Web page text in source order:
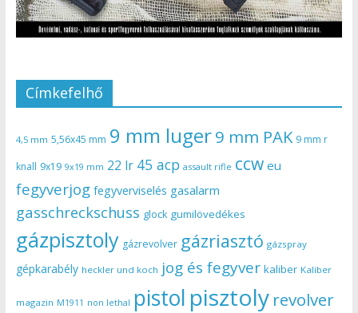
Címkefelhő
4,5 mm 5,56x45 mm 9 mm luger9 mm PAK 9 mm r
knall 9x19 9x19 mm 22 lr 45 acp assault rifle ccw eu
fegyverjog fegyverviselés gasalarm
gasschreckschuss glock gumilövedékes
gázpisztoly gázrevolver gázriasztó gázspray
gépkarabély heckler und koch jog és fegyver kaliber Kaliber
magazin M1911 non lethal pistol pisztoly revolver